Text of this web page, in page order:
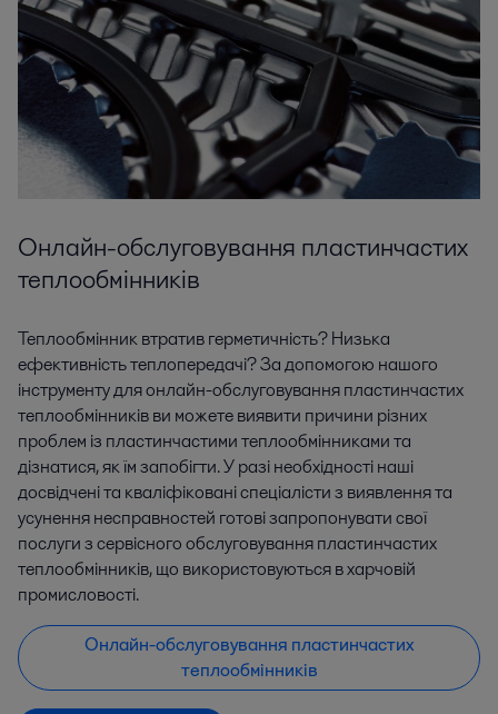
Онлайн-обслуговування пластинчастих
теплообмінників
Теплообмінник втратив герметичність? Низька
ефективність теплопередачі? За допомогою нашого
інструменту для онлайн-обслуговування пластинчастих
теплообмінників ви можете виявити причини різних
проблем із пластинчастими теплообмінниками та
дізнатися, як їм запобігти. У разі необхідності наші
досвідчені та кваліфіковані спеціалісти з виявлення та
усунення несправностей готові запропонувати свої
послуги з сервісного обслуговування пластинчастих
теплообмінників, що використовуються в харчовій
промисловості.
Онлайн-обслуговування пластинчастих
теплообмінників